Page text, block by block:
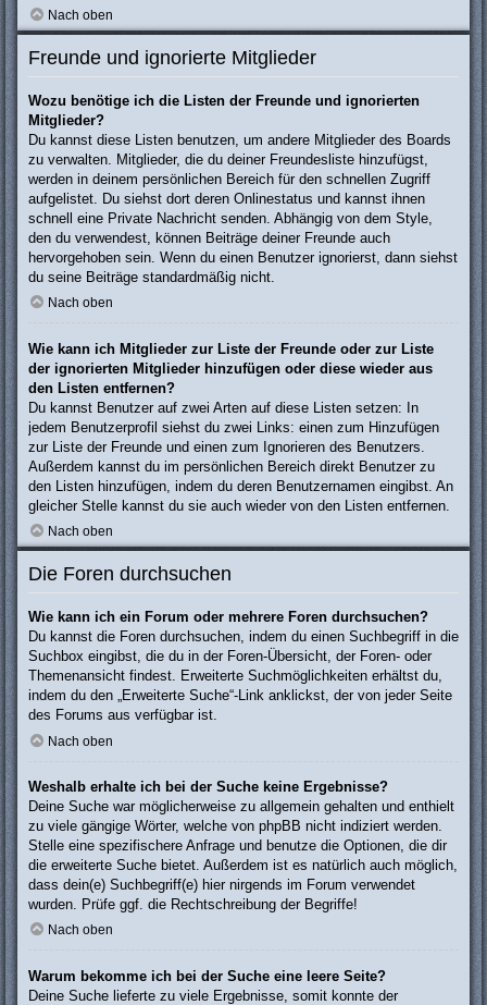
Nach oben
Freunde und ignorierte Mitglieder
Wozu benötige ich die Listen der Freunde und ignorierten
Mitglieder?
Du kannst diese Listen benutzen, um andere Mitglieder des Boards
zu verwalten. Mitglieder, die du deiner Freundesliste hinzufügst,
werden in deinem persönlichen Bereich für den schnellen Zugriff
aufgelistet. Du siehst dort deren Onlinestatus und kannst ihnen
schnell eine Private Nachricht senden. Abhängig von dem Style,
den du verwendest, können Beiträge deiner Freunde auch
hervorgehoben sein. Wenn du einen Benutzer ignorierst, dann siehst
du seine Beiträge standardmäßig nicht.
Nach oben
Wie kann ich Mitglieder zur Liste der Freunde oder zur Liste
der ignorierten Mitglieder hinzufügen oder diese wieder aus
den Listen entfernen?
Du kannst Benutzer auf zwei Arten auf diese Listen setzen: In
jedem Benutzerprofil siehst du zwei Links: einen zum Hinzufügen
zur Liste der Freunde und einen zum Ignorieren des Benutzers.
Außerdem kannst du im persönlichen Bereich direkt Benutzer zu
den Listen hinzufügen, indem du deren Benutzernamen eingibst. An
gleicher Stelle kannst du sie auch wieder von den Listen entfernen.
Nach oben
Die Foren durchsuchen
Wie kann ich ein Forum oder mehrere Foren durchsuchen?
Du kannst die Foren durchsuchen, indem du einen Suchbegriff in die
Suchbox eingibst, die du in der Foren-Übersicht, der Foren- oder
Themenansicht findest. Erweiterte Suchmöglichkeiten erhältst du,
indem du den „Erweiterte Suche“-Link anklickst, der von jeder Seite
des Forums aus verfügbar ist.
Nach oben
Weshalb erhalte ich bei der Suche keine Ergebnisse?
Deine Suche war möglicherweise zu allgemein gehalten und enthielt
zu viele gängige Wörter, welche von phpBB nicht indiziert werden.
Stelle eine spezifischere Anfrage und benutze die Optionen, die dir
die erweiterte Suche bietet. Außerdem ist es natürlich auch möglich,
dass dein(e) Suchbegriff(e) hier nirgends im Forum verwendet
wurden. Prüfe ggf. die Rechtschreibung der Begriffe!
Nach oben
Warum bekomme ich bei der Suche eine leere Seite?
Deine Suche lieferte zu viele Ergebnisse, somit konnte der